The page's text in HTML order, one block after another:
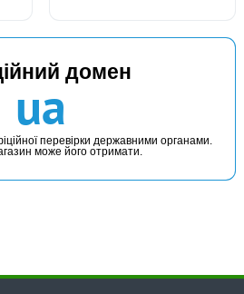
домен
ua
перевірки державними органами.
може його отримати.